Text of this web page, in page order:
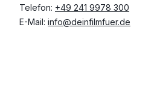
Telefon: +49 241 9978 300
E-Mail: info@deinfilmfuer.de